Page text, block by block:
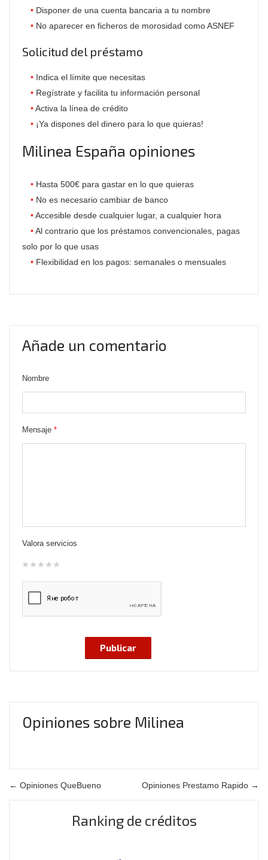
Disponer de una cuenta bancaria a tu nombre
No aparecer en ficheros de morosidad como ASNEF
Solicitud del préstamo
Indica el límite que necesitas
Regístrate y facilita tu información personal
Activa la línea de crédito
¡Ya dispones del dinero para lo que quieras!
Milinea España opiniones
Hasta 500€ para gastar en lo que quieras
No es necesario cambiar de banco
Accesible desde cualquier lugar, a cualquier hora
Al contrario que los préstamos convencionales, pagas
solo por lo que usas
Flexibilidad en los pagos: semanales o mensuales
Añade un comentario
Nombre
Mensaje *
Valora servicios
Opiniones sobre Milinea
← Opiniones QueBueno Opiniones Prestamo Rapido →
Ranking de créditos